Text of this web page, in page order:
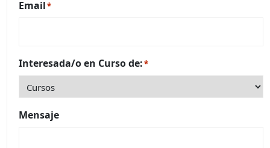
Email*
Interesada/o en Curso de:*
Mensaje